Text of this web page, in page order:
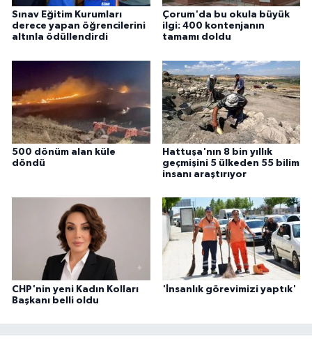
Sınav Eğitim Kurumları
derece yapan öğrencilerini
altınla ödüllendirdi
Çorum'da bu okula büyük
ilgi: 400 kontenjanın
tamamı doldu
500 dönüm alan küle
döndü
Hattuşa'nın 8 bin yıllık
geçmişini 5 ülkeden 55 bilim
insanı araştırıyor
CHP'nin yeni Kadın Kolları
Başkanı belli oldu
'İnsanlık görevimizi yaptık'